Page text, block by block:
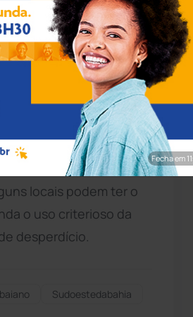
nesta sexta-
Monsenhor
Tereza, na cidade de
de água. A
dia. Como o
locais podem ter o
o uso criterioso da
desperdício.
Sudoestedabahia
Fecha em